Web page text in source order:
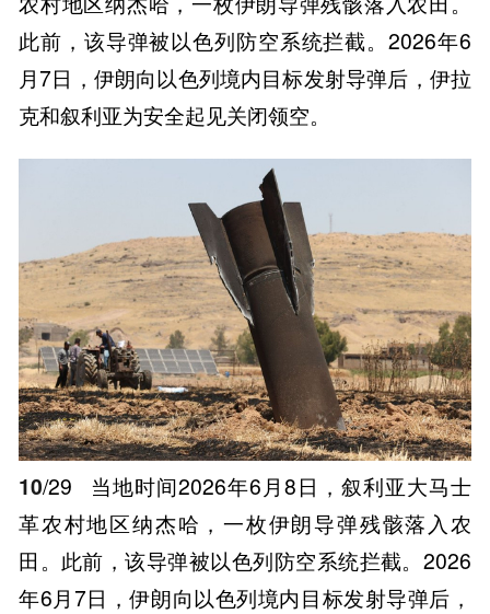
此前，该导弹被以色列防空系统拦截。2026年6
月7日，伊朗向以色列境内目标发射导弹后，伊拉
克和叙利亚为安全起见关闭领空。
10/29
当地时间2026年6月8日，叙利亚大马士
革农村地区纳杰哈，一枚伊朗导弹残骸落入农
田。此前，该导弹被以色列防空系统拦截。2026
年6月7日，伊朗向以色列境内目标发射导弹后，